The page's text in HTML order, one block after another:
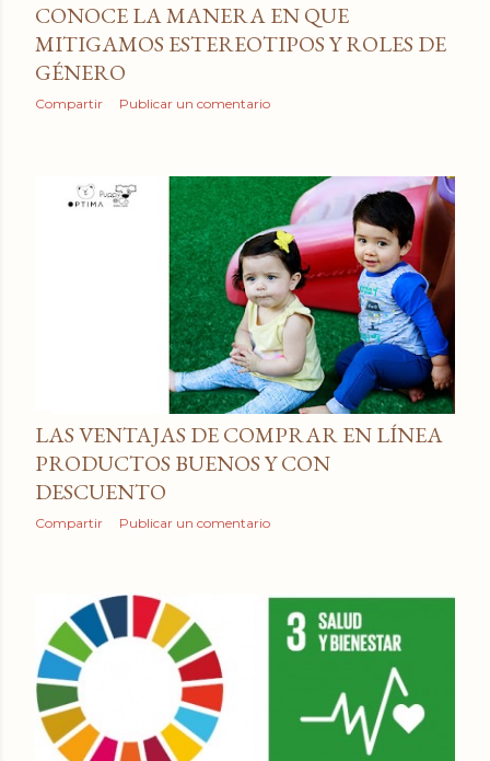
CONOCE LA MANERA EN QUE
MITIGAMOS ESTEREOTIPOS Y ROLES DE
GÉNERO
Compartir Publicar un comentario
LAS VENTAJAS DE COMPRAR EN LÍNEA
PRODUCTOS BUENOS Y CON
DESCUENTO
Compartir Publicar un comentario